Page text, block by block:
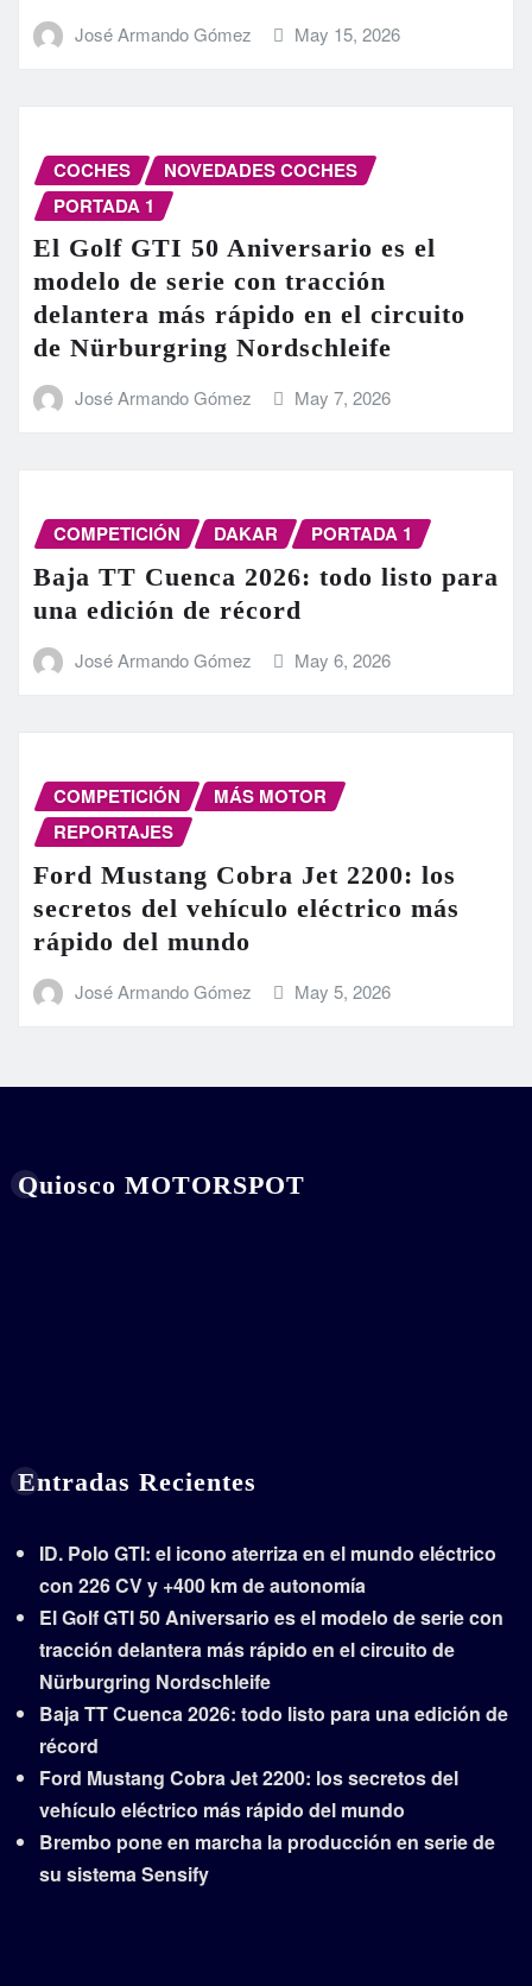
José Armando Gómez May 15, 2026
COCHES
NOVEDADES COCHES
PORTADA 1
El Golf GTI 50 Aniversario es el
modelo de serie con tracción
delantera más rápido en el circuito
de Nürburgring Nordschleife
José Armando Gómez May 7, 2026
COMPETICIÓN DAKAR PORTADA 1
Baja TT Cuenca 2026: todo listo para
una edición de récord
José Armando Gómez May 6, 2026
COMPETICIÓN
MÁS MOTOR
REPORTAJES
Ford Mustang Cobra Jet 2200: los
secretos del vehículo eléctrico más
rápido del mundo
José Armando Gómez May 5, 2026
Quiosco MOTORSPOT
Entradas Recientes
ID. Polo GTI: el icono aterriza en el mundo eléctrico
con 226 CV y +400 km de autonomía
El Golf GTI 50 Aniversario es el modelo de serie con
tracción delantera más rápido en el circuito de
Nürburgring Nordschleife
Baja TT Cuenca 2026: todo listo para una edición de
récord
Ford Mustang Cobra Jet 2200: los secretos del
vehículo eléctrico más rápido del mundo
Brembo pone en marcha la producción en serie de
su sistema Sensify